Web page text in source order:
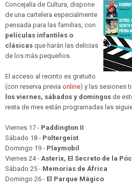
Concejalía de Cultura, dispone
de una cartelera especialmente
pensada para las familias, con
películas infantiles o
clásicas que harán las delicias
de los más pequeños.
El acceso al recinto es gratuito
(con reserva previa online) y las sesiones
los viernes, sábados y domingos de
resta de mes están programadas las
Viernes 17 - Paddington II
Sábado 18 - Poltergeist
Domingo 19 - Playmobil
Viernes 24 - Asterix, El Secreto de la
Sábado 25 - Memorias de África
Domingo 26 - El Parque Mágico